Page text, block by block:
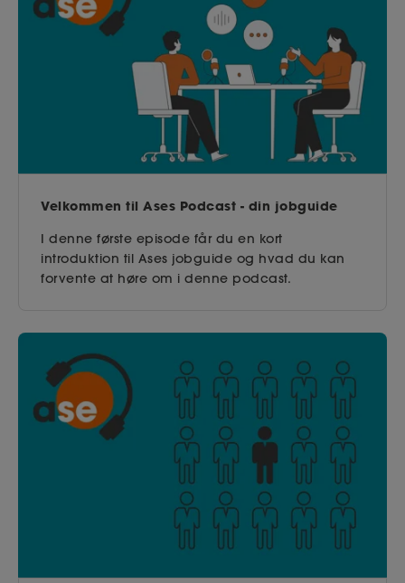
Velkommen til Ases Podcast - din jobguide
I denne første episode får du en kort
introduktion til Ases jobguide og hvad du kan
forvente at høre om i denne podcast.